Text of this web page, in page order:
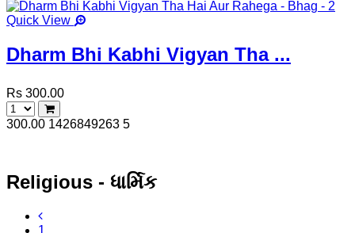
Quick View
Dharm Bhi Kabhi Vigyan Tha ...
Rs 300.00
300.00 1426849263 5
Religious - ધાર્મિક
1